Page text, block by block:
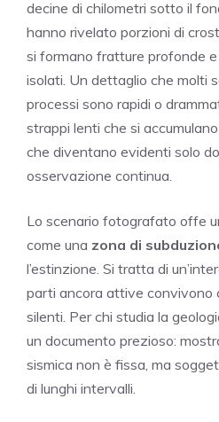
decine di chilometri sotto il
hanno rivelato porzioni di
si formano fratture profonde
isolati. Un dettaglio che molti
processi sono rapidi o
strappi lenti che si
che diventano evidenti solo
osservazione continua.
Lo scenario fotografato offe
come una zona di
l’estinzione. Si tratta di
parti ancora attive convivono
silenti. Per chi studia la
un documento prezioso:
sismica non è fissa, ma
di lunghi intervalli.